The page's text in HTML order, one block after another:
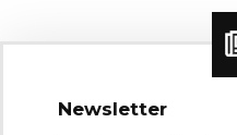
Newsletter